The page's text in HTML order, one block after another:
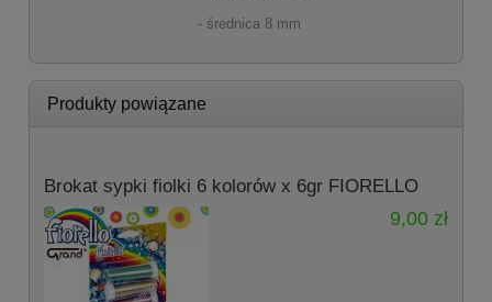
- średnica 8 mm
Produkty powiązane
Brokat sypki fiolki 6 kolorów x 6gr FIORELLO
9,00 zł